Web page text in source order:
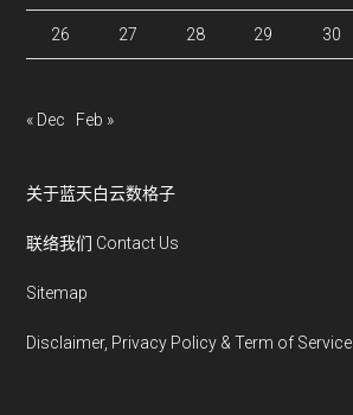
26 27 28 29 30
« Dec Feb »
关于蓝天白云数格子
联络我们 Contact Us
Sitemap
Disclaimer, Privacy Policy & Term of Service